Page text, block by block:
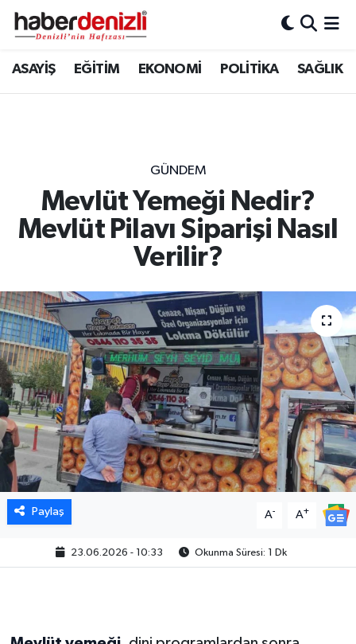
ASAYİŞ EĞİTİM EKONOMİ POLİTİKA SAĞLIK
GÜNDEM
Mevlüt Yemeği Nedir?
Mevlüt Pilavı Siparişi Nasıl
Verilir?
Paylaş A- A+
23.06.2026 - 10:33 Okunma Süresi: 1 Dk
Denizli Nöbetçi Eczaneler
Tüm Manşetler
Son Dakika Haberleri
Haber Arşivi